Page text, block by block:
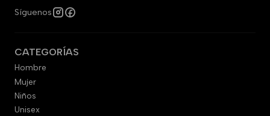
Síguenos
CATEGORÍAS
Hombre
Mujer
Niños
Unisex